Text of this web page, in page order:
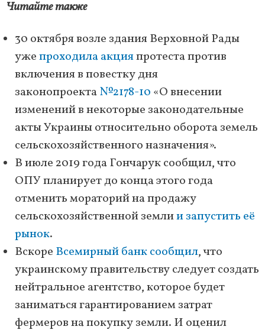
Читайте также
30 октября возле здания Верховной Рады
ужепроходила акцияпротеста против
включения в повестку дня
законопроекта№2178-10 «О внесении
изменений в некоторые законодательные
акты Украины относительно оборота земель
сельскохозяйственного назначения».
В июле 2019 года Гончарук сообщил, что
ОПУ планирует до конца этого года
отменить мораторий на продажу
сельскохозяйственной землии запустить её
рынок.
Вскоре Всемирный банк сообщил, что
украинскому правительству следует создать
нейтральное агентство, которое будет
заниматься гарантированием затрат
фермеров на покупку земли. И оценил